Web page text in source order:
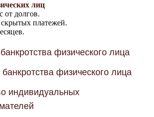
лиц
от долгов.
платежей.
физического лица
физического лица
индивидуальных